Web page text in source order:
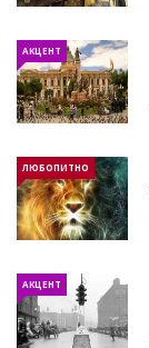
АКЦЕНТ
ЛЮБОПИТНО
АКЦЕНТ